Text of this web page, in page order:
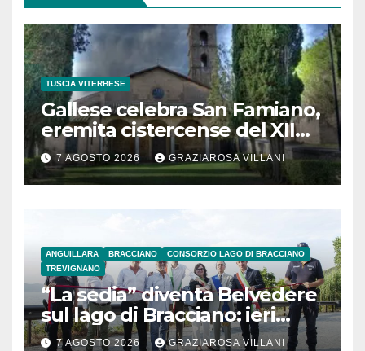
TUSCIA VITERBESE
Gallese celebra San Famiano,
eremita cistercense del XII
secolo
7 AGOSTO 2026 GRAZIAROSA VILLANI
ANGUILLARA BRACCIANO
CONSORZIO LAGO DI BRACCIANO
TREVIGNANO
“La sedia” diventa Belvedere
sul lago di Bracciano: ieri
l’inaugurazione
7 AGOSTO 2026 GRAZIAROSA VILLANI